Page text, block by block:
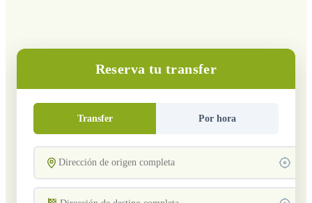
Reserva tu transfer
Transfer Por hora